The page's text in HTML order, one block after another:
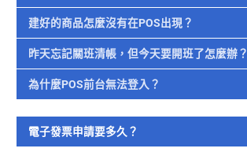
建好的商品怎麼沒有在POS出現？
昨天忘記關班清帳，但今天要開班了怎麼辦？
為什麼POS前台無法登入？
電子發票申請要多久？